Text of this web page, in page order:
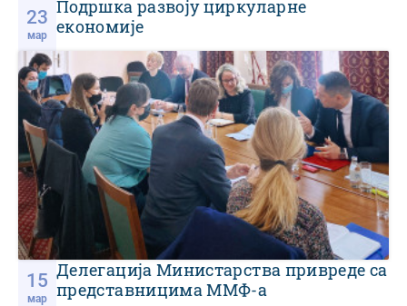
23
мар
Подршка развоју циркуларне
економије
15
мар
Делегација Министарства привреде са
представницима ММФ-а